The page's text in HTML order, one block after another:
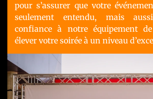
pour s’assurer que votre
seulement entendu, mais
confiance à notre équipement
élever votre soirée à un niveau